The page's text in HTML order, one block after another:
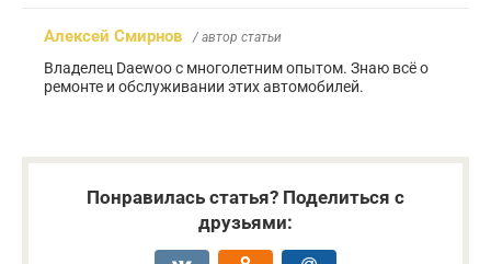
Алексей Смирнов / автор статьи
Владелец Daewoo с многолетним опытом. Знаю всё о
ремонте и обслуживании этих автомобилей.
Понравилась статья? Поделиться с
друзьями: